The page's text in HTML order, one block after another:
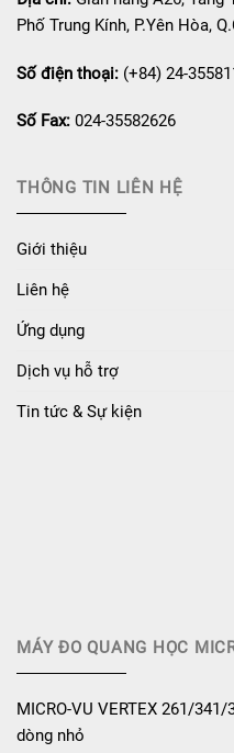
Phố Trung Kính, P.Yên Hòa,
Số điện thoại: (+84) 24-
Số Fax: 024-35582626
THÔNG TIN LIÊN HỆ
Giới thiệu
Liên hệ
Ứng dụng
Dịch vụ hỗ trợ
Tin tức & Sự kiện
MÁY ĐO QUANG HỌC
MICRO-VU VERTEX 261/
dòng nhỏ